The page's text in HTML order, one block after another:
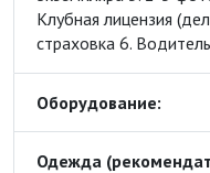
Клубная лицензия
страховка 6.
Оборудование:
Одежда